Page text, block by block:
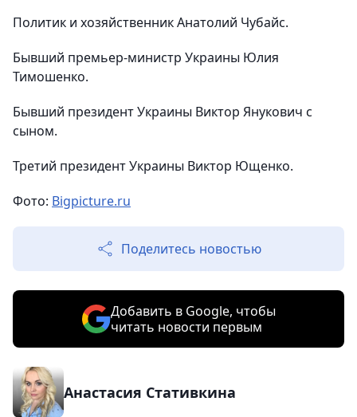
Политик и хозяйственник Анатолий Чубайс.
Бывший премьер-министр Украины Юлия
Тимошенко.
Бывший президент Украины Виктор Янукович с
сыном.
Третий президент Украины Виктор Ющенко.
Фото: Bigpicture.ru
Поделитесь новостью
Добавить в Google, чтобы
читать новости первым
Анастасия Стативкина